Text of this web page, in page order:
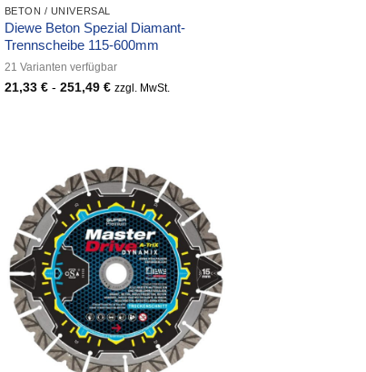
BETON / UNIVERSAL
Diewe Beton Spezial Diamant-
Trennscheibe 115-600mm
21 Varianten verfügbar
21,33 €- 251,49 € zzgl. MwSt.